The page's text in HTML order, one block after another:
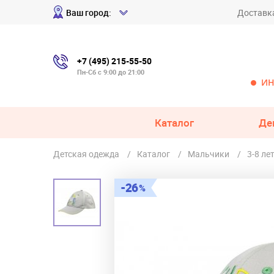
Ваш город:
+7 (495) 215-55-50
Пн-Сб с 9:00 до 21:00
Каталог
Детская одежда Каталог Мальчики 3-8 лет
26